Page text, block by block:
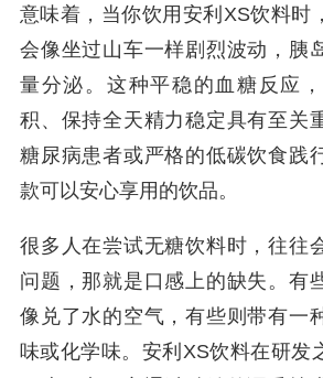
意味着，当你饮用安利XS饮料时
会像坐过山车一样剧烈波动，胰
量分泌。这种平稳的血糖反应
积、保持全天精力稳定具有至关
糖尿病患者或严格的低碳饮食践
款可以安心享用的饮品。
很多人在尝试无糖饮料时，往往
问题，那就是口感上的缺失。有
像兑了水的空气，有些则带有一
味或化学味。安利XS饮料在研发